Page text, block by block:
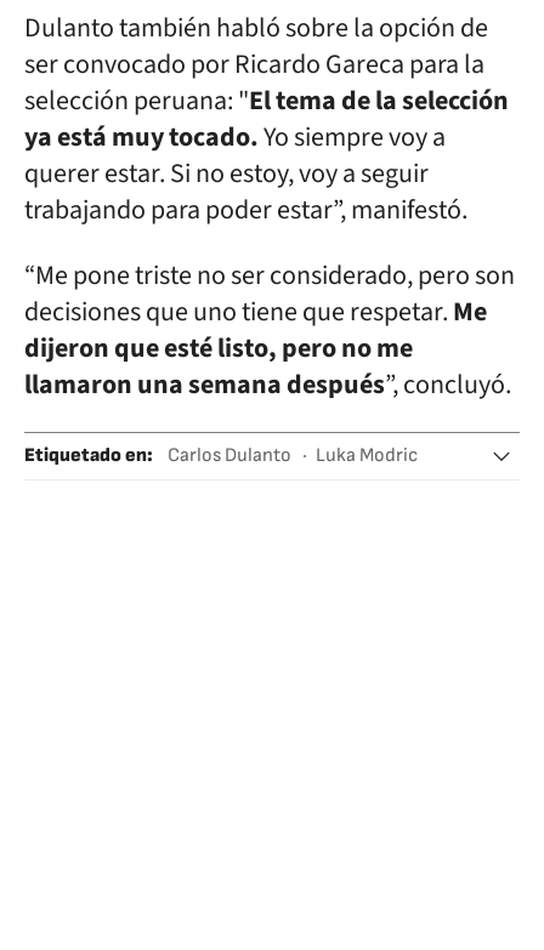
Dulanto también habló sobre la opción de
ser convocado por Ricardo Gareca para la
selección peruana: "El tema de la selección
ya está muy tocado.Yo siempre voy a
querer estar. Si no estoy, voy a seguir
trabajando para poder estar”, manifestó.
“Me pone triste no ser considerado, pero son
decisiones que uno tiene que respetar.Me
dijeron que esté listo, pero no me
llamaron una semana después”, concluyó.
Etiquetado en: Carlos Dulanto
Luka Modric